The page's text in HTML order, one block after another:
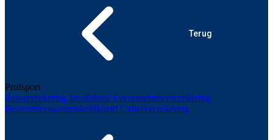
Terug
Profsport
Reisverzekering Invaliditeit Evenementenverzekering
Bestuurdersaansprakelijkheid Cyberverzekering